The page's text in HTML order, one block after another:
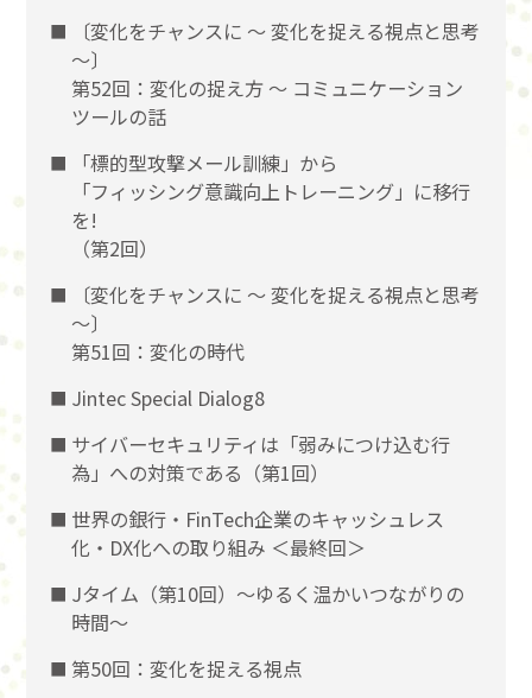
〔変化をチャンスに 〜 変化を捉える視点と思考
〜〕
第52回：変化の捉え方 〜 コミュニケーション
ツールの話
「標的型攻撃メール訓練」から
「フィッシング意識向上トレーニング」に移行
を!
（第2回）
〔変化をチャンスに 〜 変化を捉える視点と思考
〜〕
第51回：変化の時代
Jintec Special Dialog8
サイバーセキュリティは「弱みにつけ込む行
為」への対策である（第1回）
世界の銀行・FinTech企業のキャッシュレス
化・DX化への取り組み ＜最終回＞
Jタイム（第10回）～ゆるく温かいつながりの
時間～
第50回：変化を捉える視点